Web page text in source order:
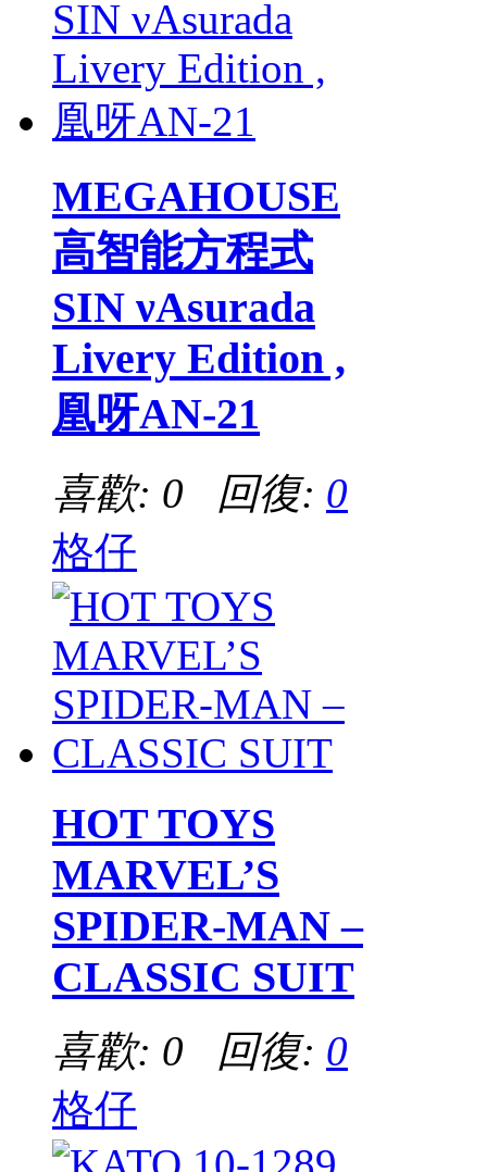
MEGAHOUSE
高智能方程式
SIN νAsurada
Livery Edition ,
凰呀AN-21
喜歡: 0 回復: 0
格仔
HOT TOYS
MARVEL’S
SPIDER-MAN –
CLASSIC SUIT
喜歡: 0 回復: 0
格仔